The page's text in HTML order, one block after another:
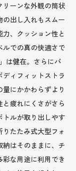
リーンな外観の筒状
出し入れもスムー
、クッション性と
ルでの真の快適さで
は健在。さらにパ
ィフィットストラ
にかかわらずより
疲れにくさがさら
トルが取り出しやす
たたみ式大型フォ
はそのままに、チ
な用途に利用でき